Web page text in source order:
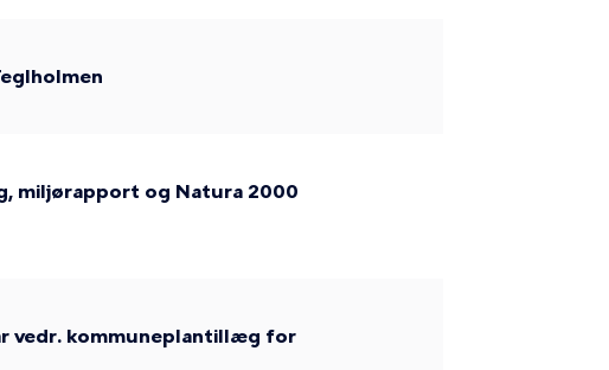
miljørapport og Natura 2000
vedr. kommuneplantillæg for